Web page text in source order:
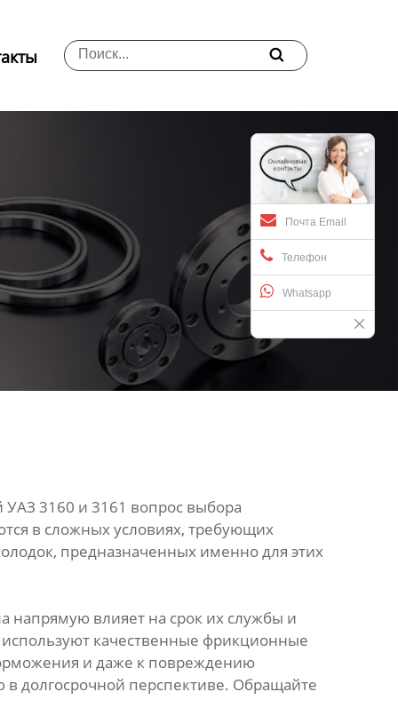

Почта Email
Телефон
Whatsapp
УАЗ 3160 и 3161 вопрос выбора
в сложных условиях, требующих
предназначенных именно для этих
напрямую влияет на срок их службы и
качественные фрикционные
и даже к повреждению
долгосрочной перспективе. Обращайте